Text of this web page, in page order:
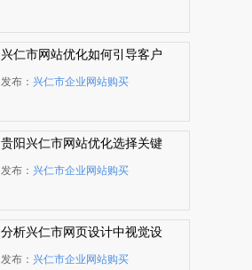
兴仁市网站优化如何引导客户
发布：兴仁市企业网站购买
贵阳兴仁市网站优化选择关键
发布：兴仁市企业网站购买
分析兴仁市网页设计中视觉设
发布：兴仁市企业网站购买